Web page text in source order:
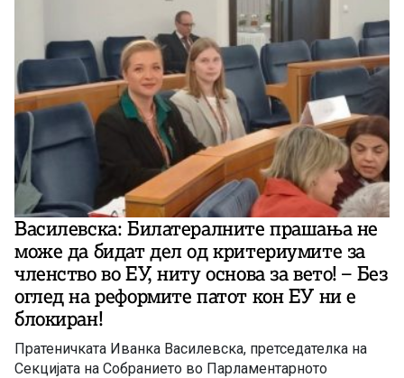
Василевска: Билатералните прашања не
може да бидат дел од критериумите за
членство во ЕУ, ниту основа за вето! – Без
оглед на реформите патот кон ЕУ ни е
блокиран!
Пратеничката Иванка Василевска, претседателка на
Секцијата на Собранието во Парламентарното